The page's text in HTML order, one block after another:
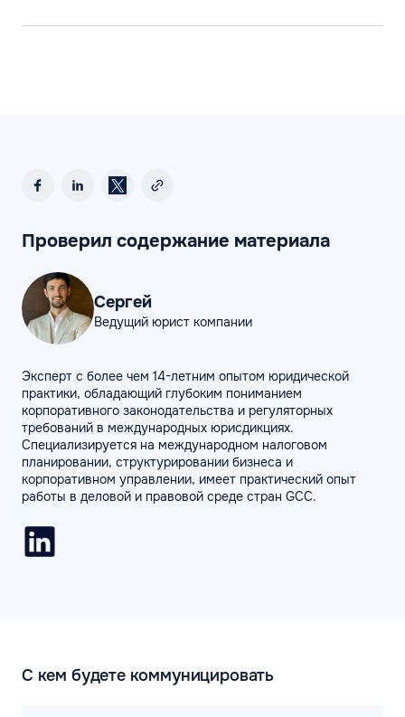
Проверил содержание материала
Сергей
Ведущий юрист компании
Эксперт с более чем 14-летним опытом юридической
практики, обладающий глубоким пониманием
корпоративного законодательства и регуляторных
требований в международных юрисдикциях.
Специализируется на международном налоговом
планировании, структурировании бизнеса и
корпоративном управлении, имеет практический опыт
работы в деловой и правовой среде стран GCC.
С кем будете коммуницировать